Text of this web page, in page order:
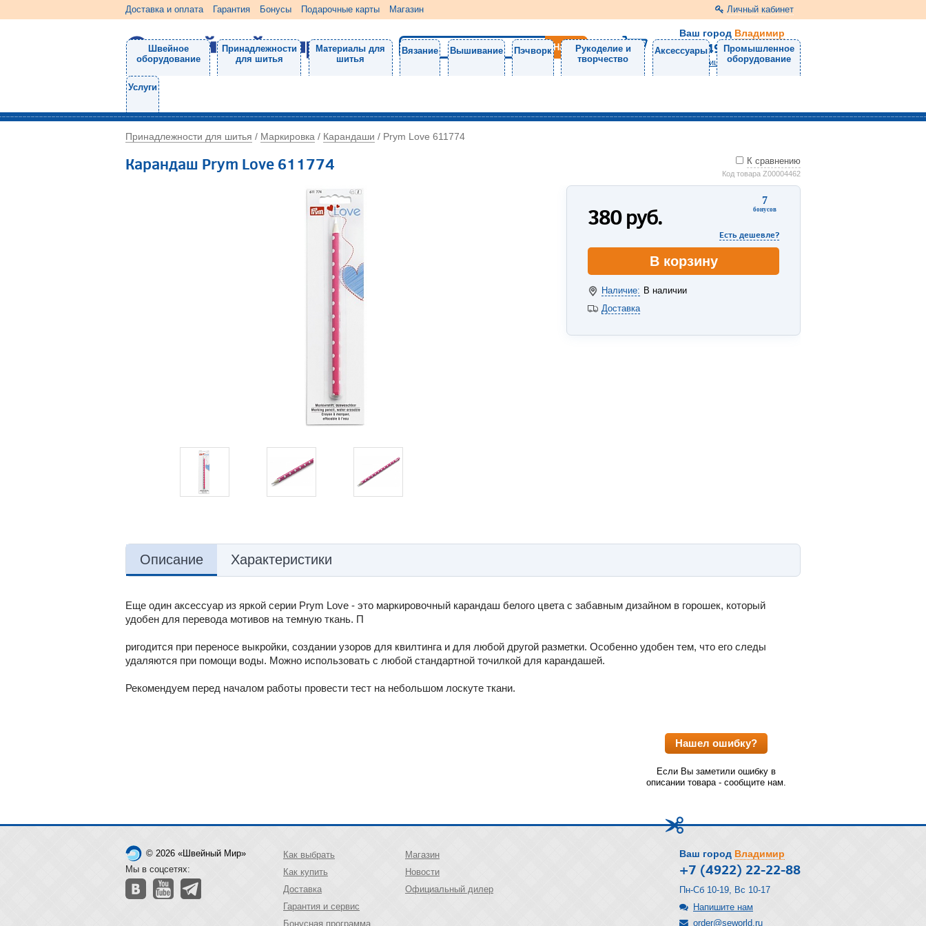
Доставка и оплата Гарантия Бонусы Подарочные карты Магазин Личный кабинет
Ваш город Владимир
+7 (4922) 22-22-88
Напишите нам
Швейное
оборудование
Принадлежности
для шитья
Материалы для
шитья
Вязание Вышивание Пэчворк
Рукоделие и
творчество
Аксессуары
Промышленное
оборудование
Услуги
Принадлежности для шитья / Маркировка / Карандаши / Prym Love 611774
Карандаш Prym Love 611774 К сравнению
Код товара Z00004462
7
бонусов
380руб.
Есть дешевле?
В корзину
Наличие: В наличии
Доставка
Описание Характеристики
Еще один аксессуар из яркой серии Prym Love - это маркировочный карандаш белого цвета с забавным дизайном в горошек, который
удобен для перевода мотивов на темную ткань. П
ригодится при переносе выкройки, создании узоров для квилтинга и для любой другой разметки. Особенно удобен тем, что его следы
удаляются при помощи воды. Можно использовать с любой стандартной точилкой для карандашей.
Рекомендуем перед началом работы провести тест на небольшом лоскуте ткани.
Нашел ошибку?
Если Вы заметили ошибку в
описании товара - сообщите нам.
© 2026 «Швейный Мир»
Мы в соцсетях:
Как выбрать
Как купить
Доставка
Гарантия и сервис
Бонусная программа
Магазин
Новости
Официальный дилер
Ваш город Владимир
+7 (4922) 22-22-88
Пн-Сб 10-19, Вс 10-17
Напишите нам
order@seworld.ru